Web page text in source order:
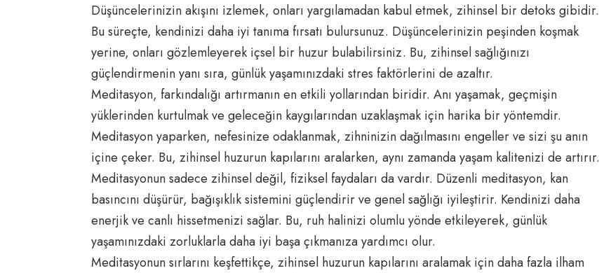
Düşüncelerinizin akışını izlemek, onları yargılamadan kabul etmek, zihinsel bir detoks gibidir.
Bu süreçte, kendinizi daha iyi tanıma fırsatı bulursunuz. Düşüncelerinizin peşinden koşmak
yerine, onları gözlemleyerek içsel bir huzur bulabilirsiniz. Bu, zihinsel sağlığınızı
güçlendirmenin yanı sıra, günlük yaşamınızdaki stres faktörlerini de azaltır.
Meditasyon, farkındalığı artırmanın en etkili yollarından biridir. Anı yaşamak, geçmişin
yüklerinden kurtulmak ve geleceğin kaygılarından uzaklaşmak için harika bir yöntemdir.
Meditasyon yaparken, nefesinize odaklanmak, zihninizin dağılmasını engeller ve sizi şu anın
içine çeker. Bu, zihinsel huzurun kapılarını aralarken, aynı zamanda yaşam kalitenizi de artırır.
Meditasyonun sadece zihinsel değil, fiziksel faydaları da vardır. Düzenli meditasyon, kan
basıncını düşürür, bağışıklık sistemini güçlendirir ve genel sağlığı iyileştirir. Kendinizi daha
enerjik ve canlı hissetmenizi sağlar. Bu, ruh halinizi olumlu yönde etkileyerek, günlük
yaşamınızdaki zorluklarla daha iyi başa çıkmanıza yardımcı olur.
Meditasyonun sırlarını keşfettikçe, zihinsel huzurun kapılarını aralamak için daha fazla ilham